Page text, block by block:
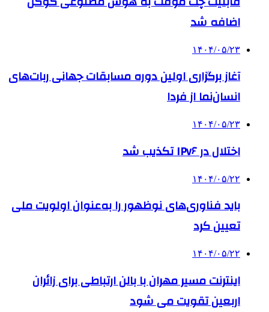
اضافه شد
۱۴۰۴/۰۵/۲۳
آغاز برگزاری اولین دوره مسابقات جهانی ربات‌های
انسان‌نما از فردا
۱۴۰۴/۰۵/۲۳
اختلال در IPv۶ تکذیب شد
۱۴۰۴/۰۵/۲۲
باید فناوری‌های نوظهور را به‌عنوان اولویت ملی
تعیین کرد
۱۴۰۴/۰۵/۲۲
اینترنت مسیر مهران با بالن ارتباطی برای زائران
اربعین تقویت می شود